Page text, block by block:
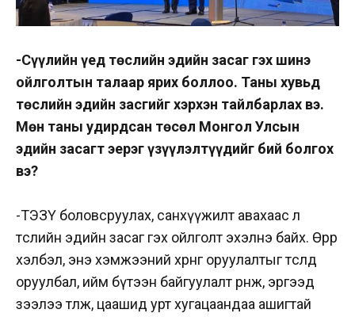
-Сүүлийн үед төслийн эдийн засаг гэх шинэ
ойлголтын талаар ярих боллоо. Таны хувьд
төслийн эдийн засгийг хэрхэн тайлбарлах вэ.
Мөн таны удирдсан төсөл Монгол Улсын
эдийн засагт эерэг үзүүлэлтүүдийг бий болгох
вэ?
-ТЭЗҮ боловсруулах, санхүүжилт авахаас л
төслийн эдийн засаг гэх ойлголт эхэлнэ байх. Өөрөөр
хэлбэл, энэ хэмжээний хөрөнгө оруулалтыг төсөлд
оруулбал, ийм бүтээн байгуулалт өрнөж, эргээд
зээлээ төлж, цаашид урт хугацаандаа ашигтай